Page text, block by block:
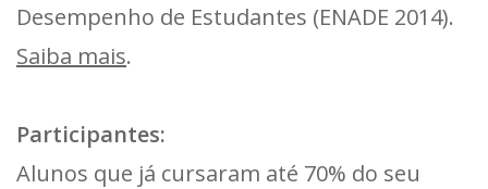
Desempenho de Estudantes (ENADE 2014).
Saiba mais.
Participantes:
Alunos que já cursaram até 70% do seu